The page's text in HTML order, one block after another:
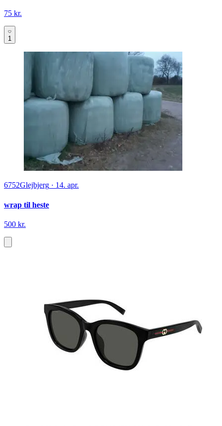
75 kr.
1
6752Glejbjerg · 14. apr.
wrap til heste
500 kr.